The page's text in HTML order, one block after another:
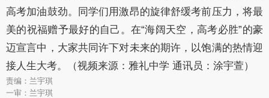
高考加油鼓劲。同学们用激昂的旋律舒缓考前压力，将最
美的祝福赠予最好的自己。在“海阔天空，高考必胜”的豪
迈宣言中，大家共同许下对未来的期许，以饱满的热情迎
接人生大考。（视频来源：雅礼中学 通讯员：涂宇萱）
责编：兰宇琪
一审：兰宇琪